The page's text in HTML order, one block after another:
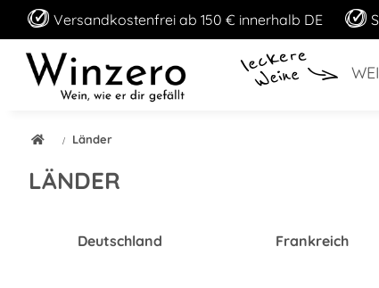
Versandkostenfrei ab 150 € innerhalb DE
Länder
LÄNDER
Deutschland Frankreich